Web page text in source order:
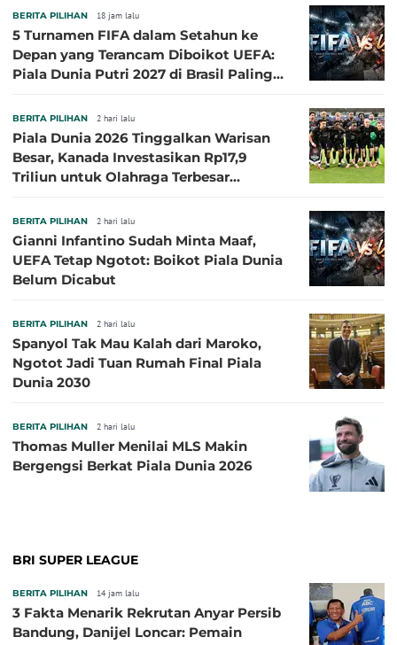
BERITA PILIHAN 18 jam lalu
5 Turnamen FIFA dalam Setahun ke
Depan yang Terancam Diboikot UEFA:
Piala Dunia Putri 2027 di Brasil Paling
BERITA PILIHAN 2 hari lalu
Piala Dunia 2026 Tinggalkan Warisan
Besar, Kanada Investasikan Rp17,9
Triliun untuk Olahraga Terbesar
BERITA PILIHAN 2 hari lalu
Gianni Infantino Sudah Minta Maaf,
UEFA Tetap Ngotot: Boikot Piala Dunia
Belum Dicabut
BERITA PILIHAN 2 hari lalu
Spanyol Tak Mau Kalah dari Maroko,
Ngotot Jadi Tuan Rumah Final Piala
Dunia 2030
BERITA PILIHAN 2 hari lalu
Thomas Muller Menilai MLS Makin
Bergengsi Berkat Piala Dunia 2026
BRI SUPER LEAGUE
BERITA PILIHAN 14 jam lalu
3 Fakta Menarik Rekrutan Anyar Persib
Bandung, Danijel Loncar: Pemain